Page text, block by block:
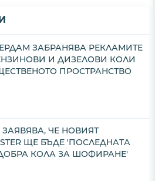
ЗАБРАНЯВА РЕКЛАМИТЕ
И ДИЗЕЛОВИ КОЛИ
ПРОСТРАНСТВО
ЗАЯВЯВА, ЧЕ НОВИЯТ
ЩЕ БЪДЕ 'ПОСЛЕДНАТА
КОЛА ЗА ШОФИРАНЕ'